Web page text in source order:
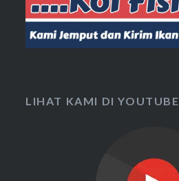
LIHAT KAMI DI YOUTUBE